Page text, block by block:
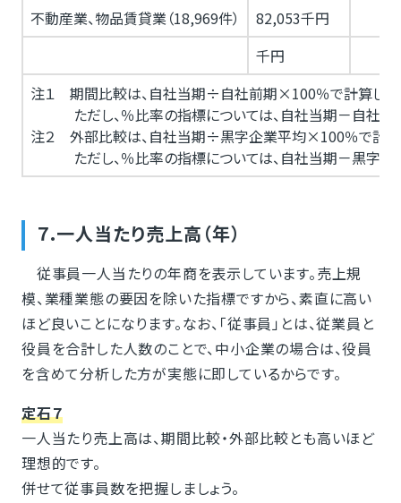
不動産業、物品賃貸業（18,969件）
82,053千円
千円
注１ 期間比較は、自社当期÷自社前期×100％で計算しま
ただし、％比率の指標については、自社当期－自社前
注２ 外部比較は、自社当期÷黒字企業平均×100％で計算
ただし、％比率の指標については、自社当期－黒字企
７.一人当たり売上高（年）
従事員一人当たりの年商を表示しています。売上規
模、業種業態の要因を除いた指標ですから、素直に高い
ほど良いことになります。なお、「従事員」とは、従業員と
役員を合計した人数のことで、中小企業の場合は、役員
を含めて分析した方が実態に即しているからです。
定石７
一人当たり売上高は、期間比較・外部比較とも高いほど
理想的です。
併せて従事員数を把握しましょう。